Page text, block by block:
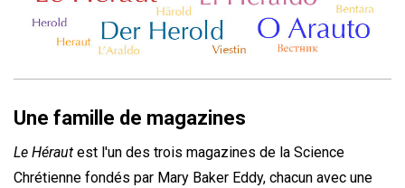
Une famille de magazines
Le Héraut est l'un des trois magazines de la Science
Chrétienne fondés par Mary Baker Eddy, chacun avec une